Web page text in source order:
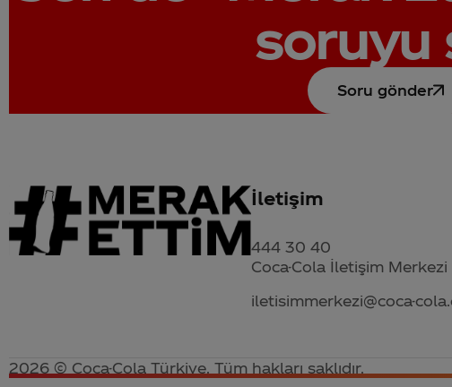
soruyu
Soru gönder
İletişim
444 30 40
Coca-Cola İletişim Merkezi
iletisimmerkezi@coca-
2026 © Coca-Cola Türkiye. Tüm hakları saklıdır.